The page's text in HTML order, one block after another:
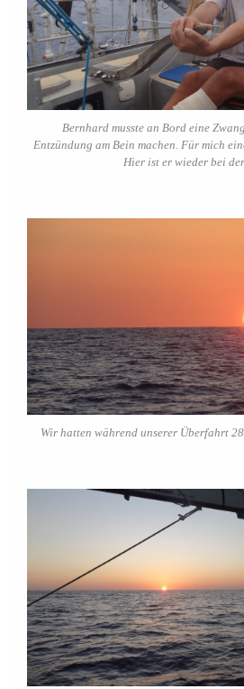
Bernhard musste an Bord eine
Entzündung am Bein machen. Für mich
Hier ist er wieder bei
Wir hatten während unserer Überfahrt